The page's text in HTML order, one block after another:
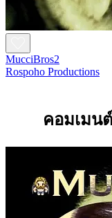
MucciBros2
Rospoho Productions
คอมเมนต์